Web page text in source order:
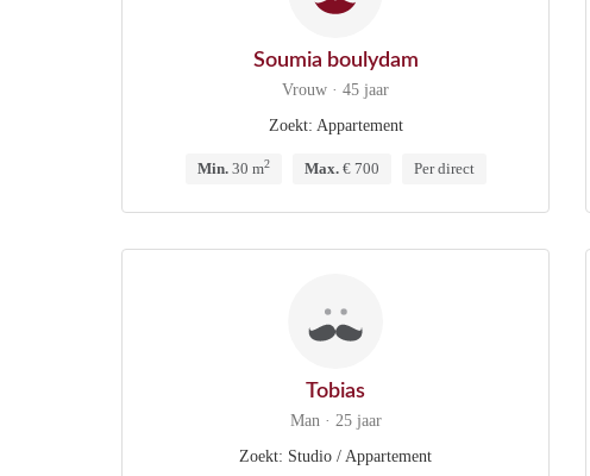
Soumia boulydam
Vrouw · 45 jaar
Zoekt: Appartement
Min.30 m2 Max.€ 700 Per direct
Tobias
Man · 25 jaar
Zoekt: Studio / Appartement